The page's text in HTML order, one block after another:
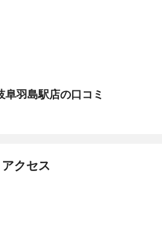
羽島駅店の口コミ
アクセス